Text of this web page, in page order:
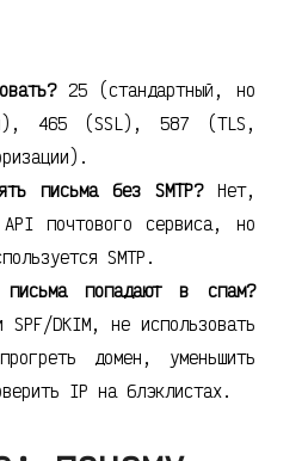
25 (стандартный, но
465 (SSL), 587 (TLS,
письма без SMTP?Нет,
почтового сервиса, но
SMTP.
попадают в спам?
SPF/DKIM, не использовать
домен, уменьшить
IP на блэклистах.